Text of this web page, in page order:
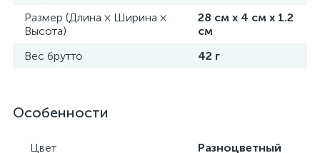
Размер (Длина × Ширина ×
Высота)
28 см х 4 см х 1.2
см
Вес брутто
42 г
Особенности
Цвет
Разноцветный